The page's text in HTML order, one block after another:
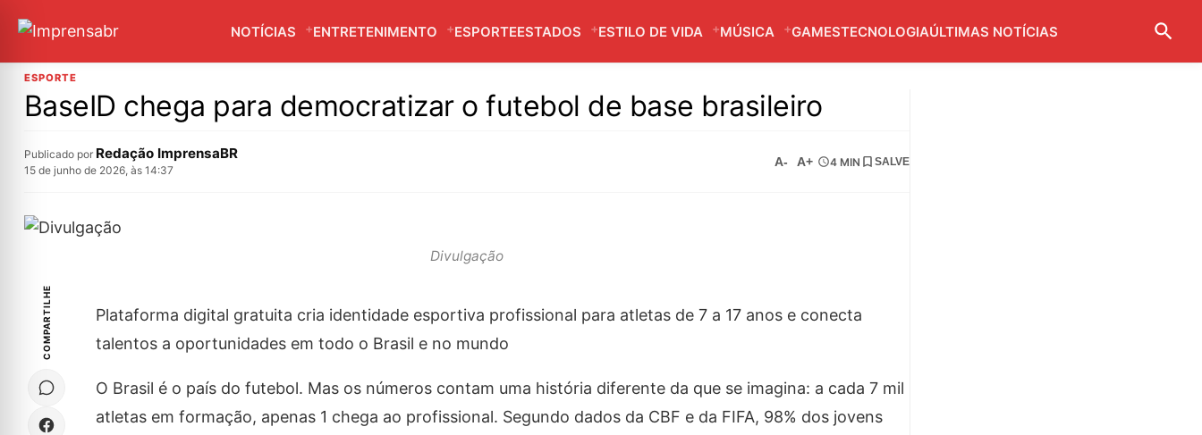
NOTÍCIAS ENTRETENIMENTO ESPORTEESTADOS ESTILO DE VIDA MÚSICA GAMESTECNOLOGIAÚLTIMAS NOTÍCIAS
ESPORTE
BaseID chega para democratizar o futebol de base brasileiro
Publicado por Redação ImprensaBR
15 de junho de 2026, às 14:37
A- A+ 4 MIN SALVE
Divulgação
COMPARTILHE
Plataforma digital gratuita cria identidade esportiva profissional para atletas de 7 a 17 anos e conecta
talentos a oportunidades em todo o Brasil e no mundo
O Brasil é o país do futebol. Mas os números contam uma história diferente da que se imagina: a cada 7 mil
atletas em formação, apenas 1 chega ao profissional. Segundo dados da CBF e da FIFA, 98% dos jovens